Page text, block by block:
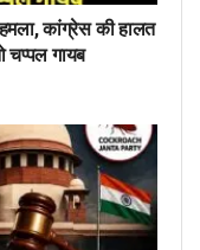
कांग्रेस की हालत
चप्पल गायब